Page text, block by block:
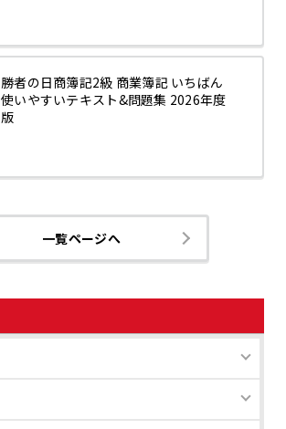
勝者の日商簿記2級 商業簿記 いちばん
使いやすいテキスト&問題集 2026年度
版
一覧ページへ